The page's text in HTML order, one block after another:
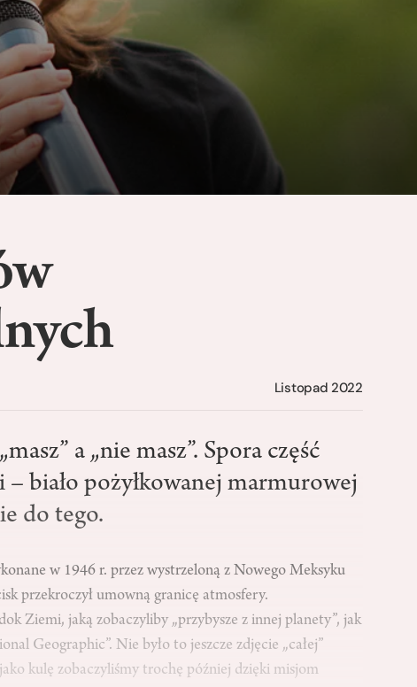
Listopad 2022
a „nie masz”. Spora część
biało pożyłkowanej marmurowej
do tego.
w 1946 r. przez wystrzeloną z Nowego Meksyku
przekroczył umowną granicę atmosfery.
Ziemi, jaką zobaczyliby „przybysze z innej planety”, jak
Geographic”. Nie było to jeszcze zdjęcie „całej”
kulę zobaczyliśmy trochę później dzięki misjom